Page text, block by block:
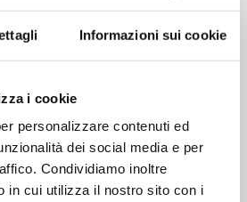
Informazioni sui cookie
i cookie
personalizzare contenuti ed
dei social media e per
Condividiamo inoltre
in cui utilizza il nostro sito con i